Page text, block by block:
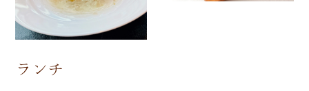
ランチ